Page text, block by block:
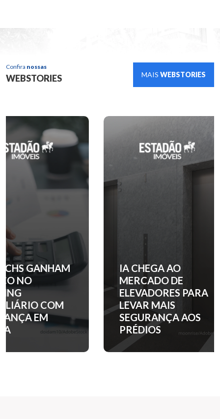
Confira nossas
WEBSTORIES MAIS WEBSTORIES
IA CHEGA AO
MERCADO DE
ELEVADORES PARA
LEVAR MAIS
SEGURANÇA AOS
PRÉDIOS
QUANTO
ENTRADA
NOS
BAIRROS
PAULO?